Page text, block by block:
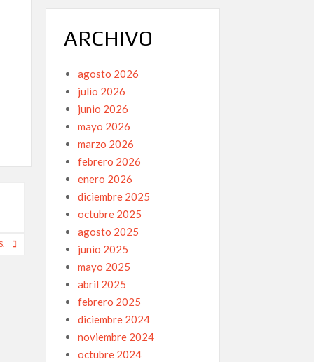
ARCHIVO
agosto 2026
julio 2026
junio 2026
mayo 2026
marzo 2026
febrero 2026
enero 2026
diciembre 2025
octubre 2025
agosto 2025
junio 2025
mayo 2025
abril 2025
febrero 2025
diciembre 2024
noviembre 2024
octubre 2024